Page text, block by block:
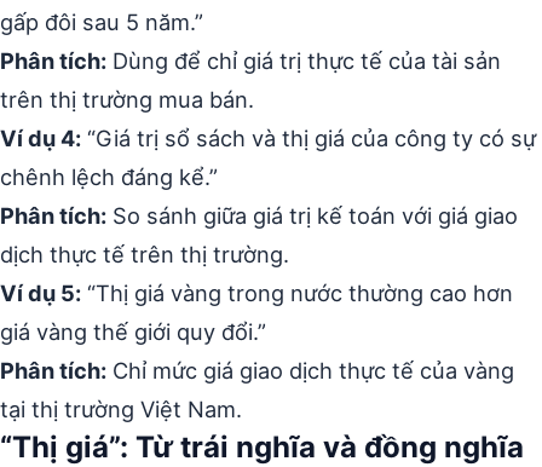
gấp đôi sau 5 năm.”
Phân tích: Dùng để chỉ giá trị thực tế của tài sản
trên thị trường mua bán.
Ví dụ 4: “Giá trị sổ sách và thị giá của công ty có sự
chênh lệch đáng kể.”
Phân tích: So sánh giữa giá trị kế toán với giá giao
dịch thực tế trên thị trường.
Ví dụ 5: “Thị giá vàng trong nước thường cao hơn
giá vàng thế giới quy đổi.”
Phân tích: Chỉ mức giá giao dịch thực tế của vàng
tại thị trường Việt Nam.
“Thị giá”: Từ trái nghĩa và đồng nghĩa